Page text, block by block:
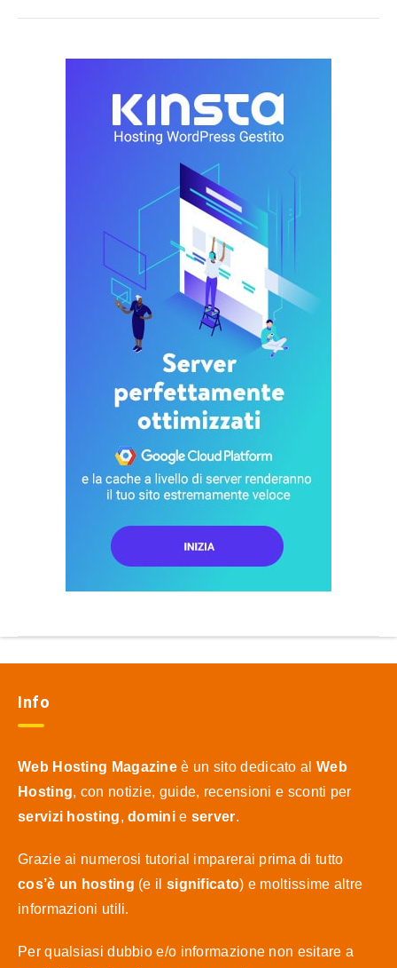
Info
Web Hosting Magazine è un sito dedicato al Web
Hosting, con notizie, guide, recensioni e sconti per
servizi hosting,dominie server.
Grazie ai numerosi tutorial imparerai prima di tutto
cos’è un hosting (e il significato) e moltissime altre
informazioni utili.
Per qualsiasi dubbio e/o informazione non esitare a